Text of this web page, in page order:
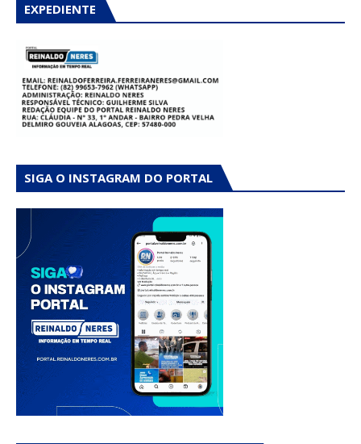
EXPEDIENTE
SIGA O INSTAGRAM DO PORTAL